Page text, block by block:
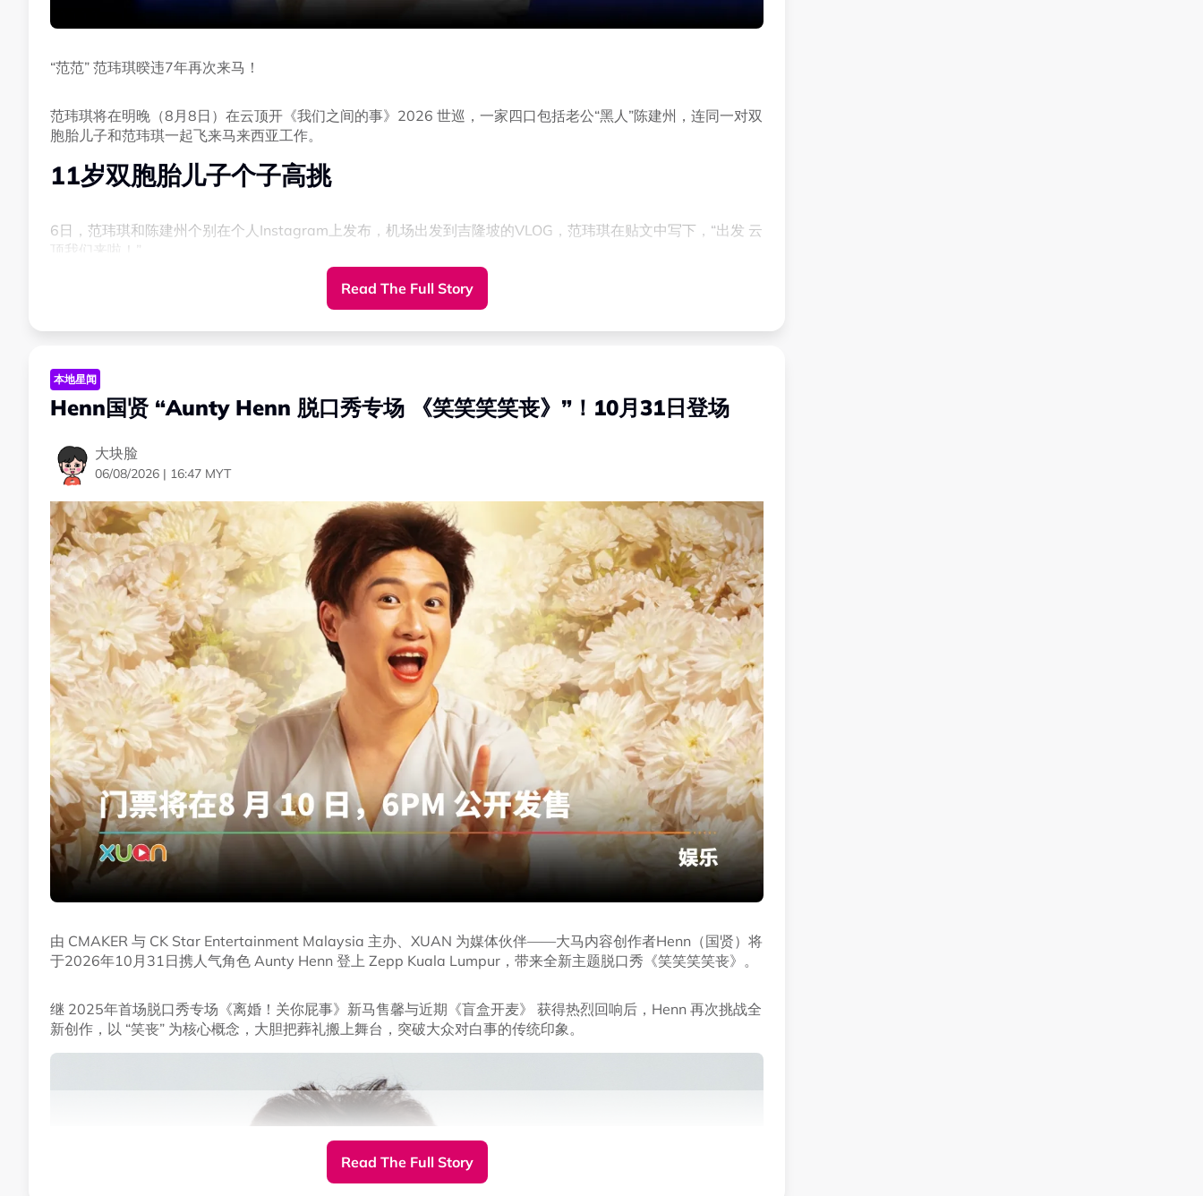
“范范” 范玮琪暌违7年再次来马！
范玮琪将在明晚（8月8日）在云顶开《我们之间的事》2026 世巡，一家四口包括老公“黑人”陈建州，连同一对双
胞胎儿子和范玮琪一起飞来马来西亚工作。
11岁双胞胎儿子个子高挑
6日，范玮琪和陈建州个别在个人Instagram上发布，机场出发到吉隆坡的VLOG，范玮琪在贴文中写下，“出发 云
顶我们来啦！”。
画面中看见，11岁的飞飞和翔翔身高已经超过172CM范玮琪的肩膀，兄弟俩都个子高挑。
Read The Full Story
本地星闻
Henn国贤 “Aunty Henn 脱口秀专场 《笑笑笑笑丧》”！10月31日登场
大块脸
06/08/2026 | 16:47 MYT
由 CMAKER 与 CK Star Entertainment Malaysia 主办、XUAN 为媒体伙伴——大马内容创作者Henn（国贤）将
于2026年10月31日携人气角色 Aunty Henn 登上 Zepp Kuala Lumpur，带来全新主题脱口秀《笑笑笑笑丧》。
继 2025年首场脱口秀专场《离婚！关你屁事》新马售馨与近期《盲盒开麦》 获得热烈回响后，Henn 再次挑战全
新创作，以 “笑丧” 为核心概念，大胆把葬礼搬上舞台，突破大众对白事的传统印象。
Read The Full Story